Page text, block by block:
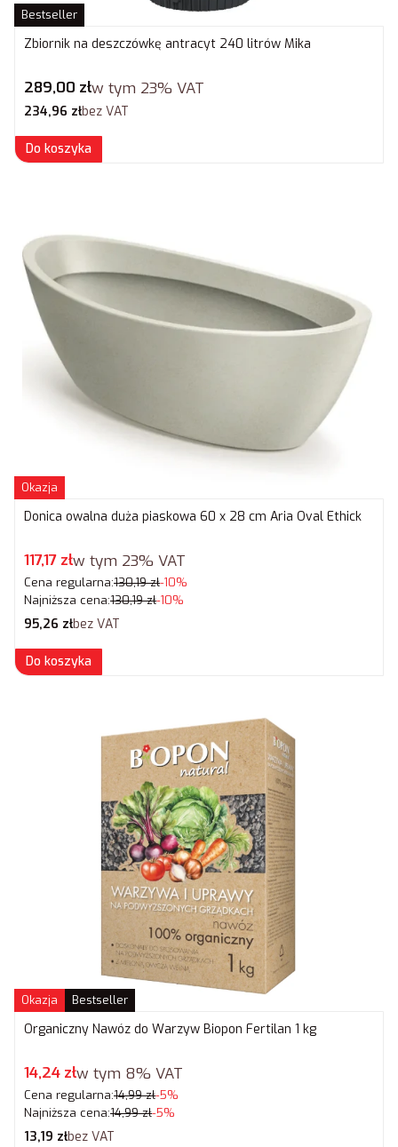
Bestseller
Zbiornik na deszczówkę antracyt 240 litrów Mika
Cena brutto
289,00 złw tym 23% VAT
Cena netto
234,96 złbez VAT
Do koszyka
Okazja
Donica owalna duża piaskowa 60 x 28 cm Aria Oval Ethick
Cena promocyjna brutto
117,17 złw tym 23% VAT
Cena regularna:130,19 zł-10%
Najniższa cena:130,19 zł-10%
Cena netto
95,26 złbez VAT
Do koszyka
Okazja Bestseller
Organiczny Nawóz do Warzyw Biopon Fertilan 1 kg
Cena promocyjna brutto
14,24 złw tym 8% VAT
Cena regularna:14,99 zł-5%
Najniższa cena:14,99 zł-5%
Cena netto
13,19 złbez VAT